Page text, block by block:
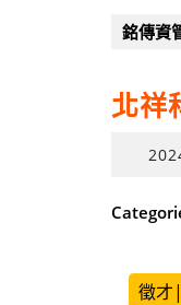
銘傳資
北祥
徵才